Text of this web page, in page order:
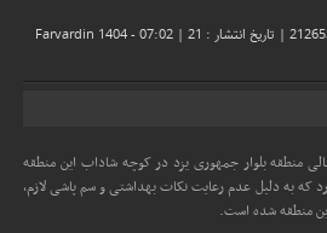
| تاریخ انتشار : 21 Farvardin 1404 - 07:02
|
منطقه بلوار جمهوری یزد در کوچه شاداب این منطقه
که به دلیل عدم رعایت نکات بهداشتی و سم پاشی لازم،
منطقه شده است.